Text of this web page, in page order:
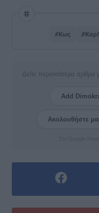
#Κως
Δείτε περισσότερα
Add
Ακολουθήστε